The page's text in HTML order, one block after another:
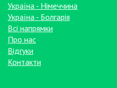
Україна - Німеччина
Україна - Болгарія
Всі напрямки
Про нас
Відгуки
Контакти